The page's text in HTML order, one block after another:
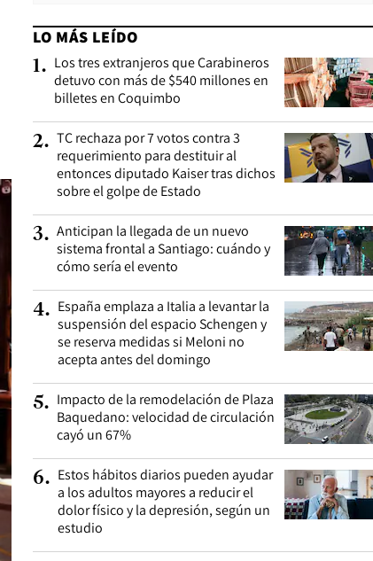
LO MÁS LEÍDO
1. Los tres extranjeros que Carabineros
detuvo con más de $540 millones en
billetes en Coquimbo
2. TC rechaza por 7 votos contra 3
requerimiento para destituir al
entonces diputado Kaiser tras dichos
sobre el golpe de Estado
3. Anticipan la llegada de un nuevo
sistema frontal a Santiago: cuándo y
cómo sería el evento
4. España emplaza a Italia a levantar la
suspensión del espacio Schengen y
se reserva medidas si Meloni no
acepta antes del domingo
5. Impacto de la remodelación de Plaza
Baquedano: velocidad de circulación
cayó un 67%
6. Estos hábitos diarios pueden ayudar
a los adultos mayores a reducir el
dolor físico y la depresión, según un
estudio